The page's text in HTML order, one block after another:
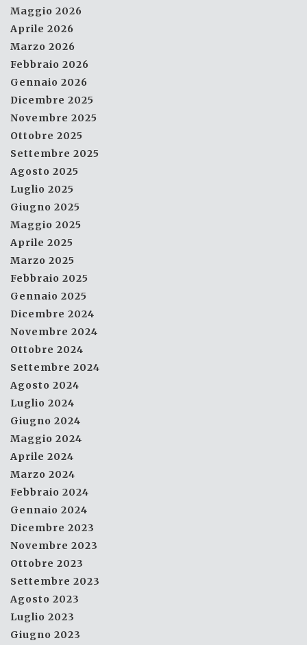
Maggio 2026
Aprile 2026
Marzo 2026
Febbraio 2026
Gennaio 2026
Dicembre 2025
Novembre 2025
Ottobre 2025
Settembre 2025
Agosto 2025
Luglio 2025
Giugno 2025
Maggio 2025
Aprile 2025
Marzo 2025
Febbraio 2025
Gennaio 2025
Dicembre 2024
Novembre 2024
Ottobre 2024
Settembre 2024
Agosto 2024
Luglio 2024
Giugno 2024
Maggio 2024
Aprile 2024
Marzo 2024
Febbraio 2024
Gennaio 2024
Dicembre 2023
Novembre 2023
Ottobre 2023
Settembre 2023
Agosto 2023
Luglio 2023
Giugno 2023